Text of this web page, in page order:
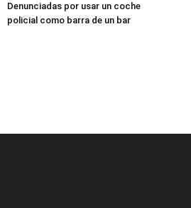
Denunciadas por usar un coche
policial como barra de un bar